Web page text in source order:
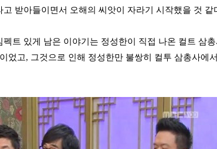
받아들이면서 오해의 씨앗이 자라기 시작했을 것 같
트 있게 남은 이야기는 정성한이 직접 나온 컬트 삼
었고, 그것으로 인해 정성한만 불쌍히 컬투 삼총사에